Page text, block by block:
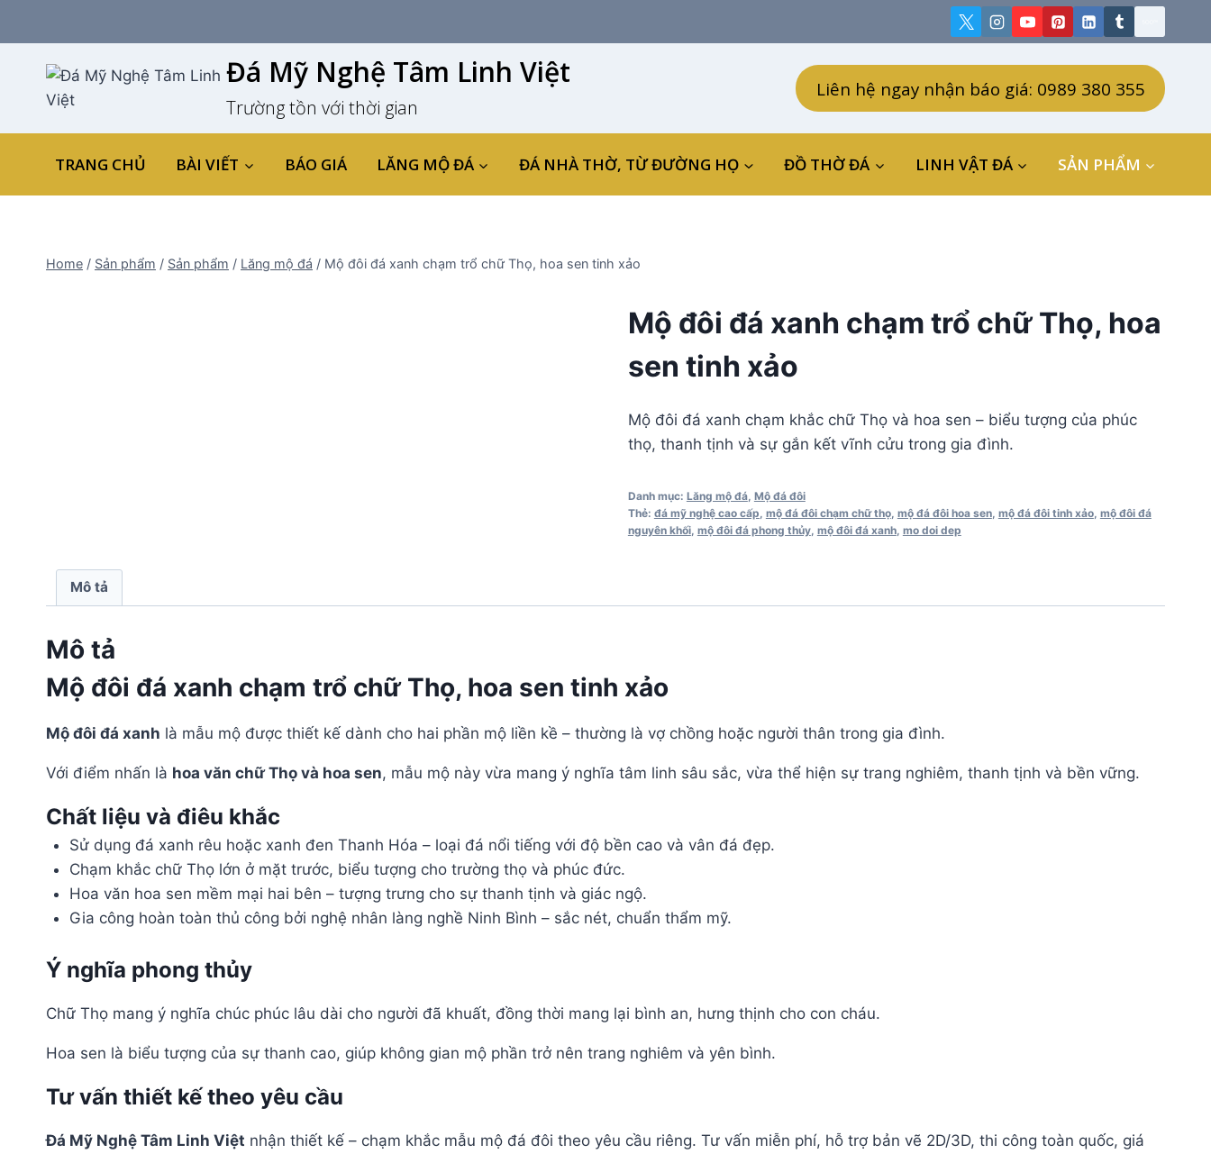
content
Đá Mỹ Nghệ Tâm Linh Việt
Trường tồn với thời gian
Liên hệ ngay nhận báo giá: 0989 380 355
TRANG CHỦ BÀI VIẾT BÁO GIÁ LĂNG MỘ ĐÁ ĐÁ NHÀ THỜ, TỪ ĐƯỜNG HỌ ĐỒ THỜ ĐÁ LINH VẬT ĐÁ SẢN PHẨM
Home / Sản phẩm / Sản phẩm / Lăng mộ đá / Mộ đôi đá xanh chạm trổ chữ Thọ, hoa sen tinh xảo
Mộ đôi đá xanh chạm trổ chữ Thọ, hoa
sen tinh xảo
Mộ đôi đá xanh chạm khắc chữ Thọ và hoa sen – biểu tượng của phúc
thọ, thanh tịnh và sự gắn kết vĩnh cửu trong gia đình.
Danh mục: Lăng mộ đá, Mộ đá đôi
Thẻ: đá mỹ nghệ cao cấp mộ đá đôi chạm chữ thọ, mộ đá đôi hoa sen, mộ đá đôi tinh xảo, mộ đôi đá
nguyên khối, mộ đôi đá phong thủy, mộ đôi đá xanh, mo doi dep
Mô tả
Mô tả
Mộ đôi đá xanh chạm trổ chữ Thọ, hoa sen tinh xảo
Mộ đôi đá xanh là mẫu mộ được thiết kế dành cho hai phần mộ liền kề – thường là vợ chồng hoặc người thân trong gia đình.
Với điểm nhấn là hoa văn chữ Thọ và hoa sen, mẫu mộ này vừa mang ý nghĩa tâm linh sâu sắc, vừa thể hiện sự trang nghiêm, thanh tịnh và bền vững.
Chất liệu và điêu khắc
Sử dụng đá xanh rêu hoặc xanh đen Thanh Hóa – loại đá nổi tiếng với độ bền cao và vân đá đẹp.
Chạm khắc chữ Thọ lớn ở mặt trước, biểu tượng cho trường thọ và phúc đức.
Hoa văn hoa sen mềm mại hai bên – tượng trưng cho sự thanh tịnh và giác ngộ.
Gia công hoàn toàn thủ công bởi nghệ nhân làng nghề Ninh Bình – sắc nét, chuẩn thẩm mỹ.
Ý nghĩa phong thủy
Chữ Thọ mang ý nghĩa chúc phúc lâu dài cho người đã khuất, đồng thời mang lại bình an, hưng thịnh cho con cháu.
Hoa sen là biểu tượng của sự thanh cao, giúp không gian mộ phần trở nên trang nghiêm và yên bình.
Tư vấn thiết kế theo yêu cầu
Đá Mỹ Nghệ Tâm Linh Việt nhận thiết kế – chạm khắc mẫu mộ đá đôi theo yêu cầu riêng. Tư vấn miễn phí, hỗ trợ bản vẽ 2D/3D, thi công toàn quốc, giá